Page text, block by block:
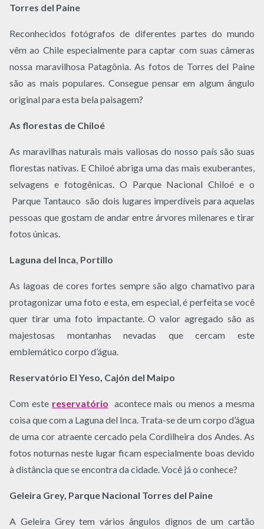
Torres del Paine
Reconhecidos fotógrafos de diferentes partes do mundo
vêm ao Chile especialmente para captar com suas câmeras
nossa maravilhosa Patagônia. As fotos de Torres del Paine
são as mais populares. Consegue pensar em algum ângulo
original para esta bela paisagem?
As florestas de Chiloé
As maravilhas naturais mais valiosas do nosso país são suas
florestas nativas. E Chiloé abriga uma das mais exuberantes,
selvagens e fotogênicas. O Parque Nacional Chiloé e o
Parque Tantauco são dois lugares imperdíveis para aquelas
pessoas que gostam de andar entre árvores milenares e tirar
fotos únicas.
Laguna del Inca, Portillo
As lagoas de cores fortes sempre são algo chamativo para
protagonizar uma foto e esta, em especial, é perfeita se você
quer tirar uma foto impactante. O valor agregado são as
majestosas montanhas nevadas que cercam este
emblemático corpo d’água.
Reservatório El Yeso, Cajón del Maipo
Com este reservatório acontece mais ou menos a mesma
coisa que com a Laguna del Inca. Trata-se de um corpo d’água
de uma cor atraente cercado pela Cordilheira dos Andes. As
fotos noturnas neste lugar ficam especialmente boas devido
à distância que se encontra da cidade. Você já o conhece?
Geleira Grey, Parque Nacional Torres del Paine
A Geleira Grey tem vários ângulos dignos de um cartão